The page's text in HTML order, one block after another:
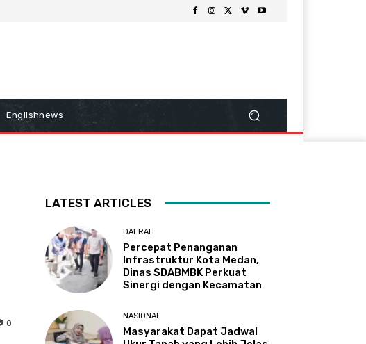
Englishnews
0
LATEST ARTICLES
DAERAH
Percepat Penanganan
Infrastruktur Kota Medan,
Dinas SDABMBK Perkuat
Sinergi dengan Kecamatan
NASIONAL
Masyarakat Dapat Jadwal